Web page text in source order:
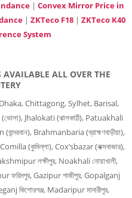
| Convex Mirror Price in
| ZKTeco F18 | ZKTeco K40
System
AVAILABLE ALL OVER THE
Chittagong, Sylhet, Barisal,
Jhalokati (ঝালকাঠি), Patuakhali
Brahmanbaria (ব্রাহ্মণবাড়ীয়া),
(কুমিল্লা), Cox’sbazar (কক্সবাজার),
লক্ষীপুর, Noakhali নোয়াখালী,
ফরিদপুর, Gazipur গাজীপুর, Gopalganj
কিশোরগঞ্জ, Madaripur মাদারীপুর,